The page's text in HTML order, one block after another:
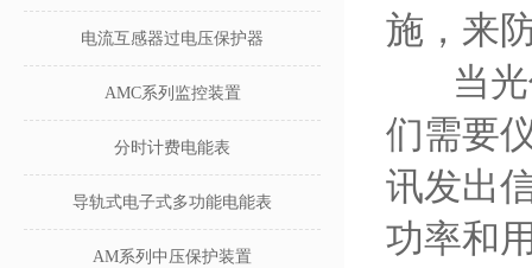
电流互感器过电压保护器
AMC系列监控装置
分时计费电能表
导轨式电子式多功能电能表
AM系列中压保护装置
施，来
当光
们需要
讯发出
功率和